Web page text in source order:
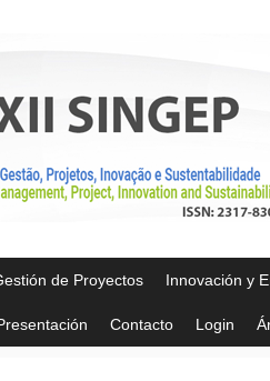
de Proyectos Innovación y
Contacto Login